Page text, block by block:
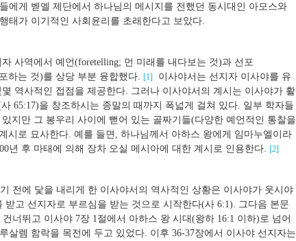
에게 벧엘 제단에서 하나님의 메시지를 전했던 동시대인 아모스와
태가 이기적인 사회윤리를 초래한다고 보았다.
사역에서 예언(foretelling; 먼 미래를 내다보는 것)과 선포
하는 것)를 상당 부분 융합했다. [1]
이사야서는 선지자 이사야를 유
역사적인 접점을 제공한다. 그러나 이사야서의 계시는 이사야가 활
65:17)을 창조하시는 종말의 때까지 폭넓게 걸쳐 있다. 일부 학자들
지만 그 봉우리 사이에 뻗어 있는 골짜기들(다양한 예언적인 통찰을
시로 묘사한다. 예를 들면, 하나님께서 아하스 왕에게 임마누엘이라
년 후 마태에 의해 장차 오실 메시아에 대한 계시로 인용한다. [2]
전에 닻을 내리게 한 이사야서의 역사적인 상황은 이사야가 웃시야
받고 선지자로 부르심을 받는 것으로 시작한다(사 6:1). 그다음 본문
너뛰고 이사야 7장 1절에서 아하스 왕 시대(왕하 16:1 이하)로 넘어
살렘 함락을 목전에 두고 있었다. 이후 36-37장에서 이사야 선지자는